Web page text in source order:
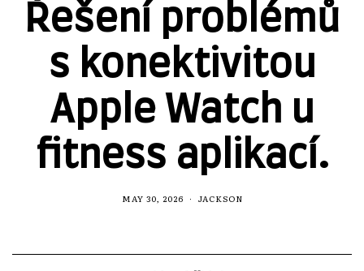
Řešení problémů
s konektivitou
Apple Watch u
fitness aplikací.
MAY 30, 2026 JACKSON